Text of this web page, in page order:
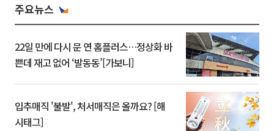
주요뉴스
22일 만에 다시 문 연 홈플러스…정상화 바
쁜데 재고 없어 ‘발동동’[가보니]
입추매직 '불발', 처서매직은 올까요? [해
시태그]